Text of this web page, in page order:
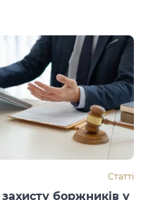
Статті
боржників у